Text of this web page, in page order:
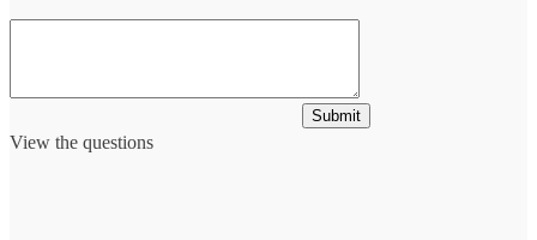
View the questions
Submit